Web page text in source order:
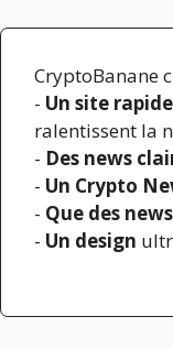
CryptoBanane
- Un site rapide
ralentissent la
- Des news
- Un Crypto
- Que des
- Un design